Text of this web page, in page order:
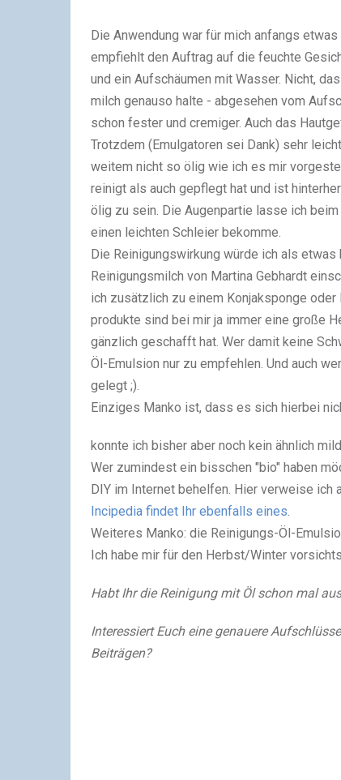
Die Anwendung war für mich anfangs
empfiehlt den Auftrag auf die feuchte
und ein Aufschäumen mit Wasser. Nicht,
milch genauso halte - abgesehen vom
schon fester und cremiger. Auch das
Trotzdem (Emulgatoren sei Dank) sehr
weitem nicht so ölig wie ich es mir
reinigt als auch gepflegt hat und ist
ölig zu sein. Die Augenpartie lasse ich beim
einen leichten Schleier bekomme.
Die Reinigungswirkung würde ich als
Reinigungsmilch von Martina Gebhardt
ich zusätzlich zu einem Konjaksponge
produkte sind bei mir ja immer eine große
gänzlich geschafft hat. Wer damit keine
Öl-Emulsion nur zu empfehlen. Und auch
gelegt ;).
Einziges Manko ist, dass es sich hierbei
konnte ich bisher aber noch kein ähnlich
Wer zumindest ein bisschen "bio" haben
DIY im Internet behelfen. Hier verweise ich
Incipedia findet Ihr ebenfalls eines
Weiteres Manko: die Reinigungs-Öl-
Ich habe mir für den Herbst/Winter
Habt Ihr die Reinigung mit Öl schon mal
Interessiert Euch eine genauere
Beiträgen?